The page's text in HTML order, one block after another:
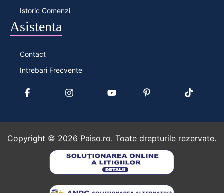
Istoric Comenzi
Asistenta
Contact
Intrebari Frecvente
Copyright © 2026 Paiso.ro. Toate drepturile rezervate.